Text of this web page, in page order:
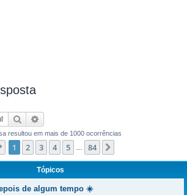
Pesquisar
resultou em mais de 1000 ocorrências
Página de 84
1 2 3 4 5 84
Tópicos
de algum tempo ☀️